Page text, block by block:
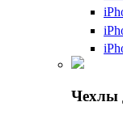
Чехлы